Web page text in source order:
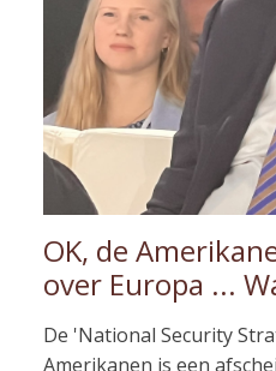
OK, de
over Europa ...
De 'National Security
Amerikanen is een